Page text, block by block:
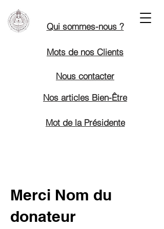
Mot de la Présidente
Qui sommes-nous ?
Nous contacter
Nos articles Bien-Être
Mots de nos Clients
Merci Nom du
donateur